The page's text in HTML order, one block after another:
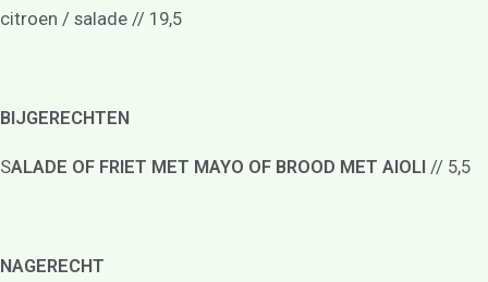
Activiteiten
citroen / salade // 19,5
BIJGERECHTEN
SALADE OF FRIET MET MAYO OF BROOD MET AIOLI // 5,5
NAGERECHT